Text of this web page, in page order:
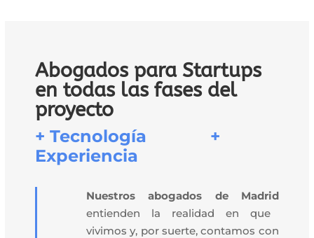
Abogados para Startups
en todas las fases del
proyecto
+Tecnología +
Experiencia
Nuestros abogados de Madrid
entienden la realidad en que
vivimos y, por suerte, contamos con